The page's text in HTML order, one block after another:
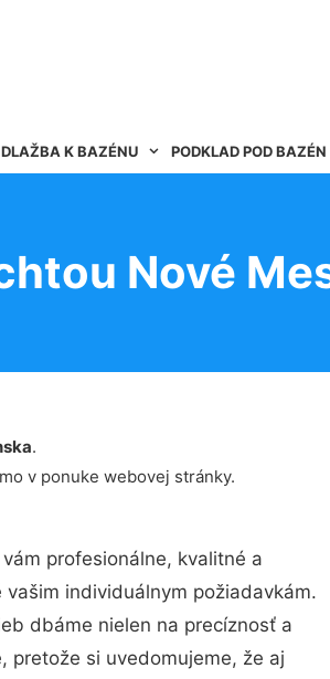
DLAŽBA K BAZÉNU PODKLAD POD BAZÉN
Nové
.
v ponuke webovej stránky.
profesionálne, kvalitné a
individuálnym požiadavkám.
dbáme nielen na precíznosť a
pretože si uvedomujeme, že aj